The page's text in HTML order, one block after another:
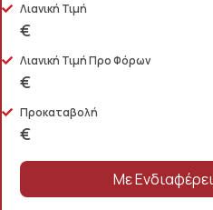
Λιανική Τιμή
€
Λιανική Τιμή Προ Φόρων
€
Προκαταβολή
€